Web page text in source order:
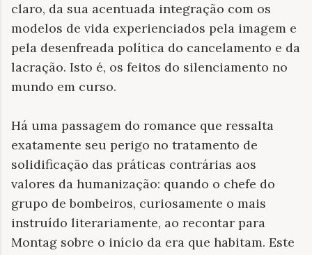
claro, da sua acentuada integração com os
modelos de vida experienciados pela imagem e
pela desenfreada política do cancelamento e da
lacração. Isto é, os feitos do silenciamento no
mundo em curso.
Há uma passagem do romance que ressalta
exatamente seu perigo no tratamento de
solidificação das práticas contrárias aos
valores da humanização: quando o chefe do
grupo de bombeiros, curiosamente o mais
instruído literariamente, ao recontar para
Montag sobre o início da era que habitam. Este